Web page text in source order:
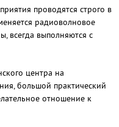
проводятся строго в
радиоволновое
всегда выполняются с
центра на
большой практический
отношение к